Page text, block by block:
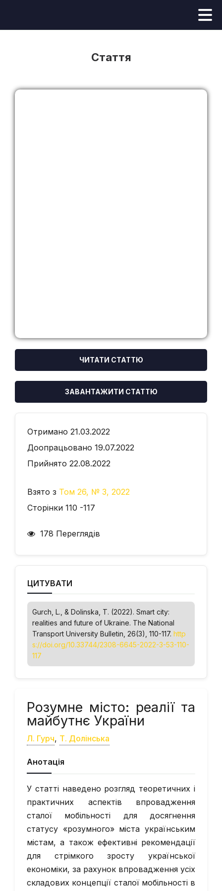
Стаття
ЧИТАТИ СТАТТЮ
ЗАВАНТАЖИТИ СТАТТЮ
Отримано 21.03.2022
Доопрацьовано 19.07.2022
Прийнято 22.08.2022
Взято з Том 26, № 3, 2022
Сторінки 110 -117
178 Переглядів
ЦИТУВАТИ
Gurch, L., & Dolinska, Т. (2022). Smart city:
realities and future of Ukraine. The National
Transport University Bulletin , 26(3), 110-117. http
s://doi.org/10.33744/2308-6645-2022-3-53-110-
117
Розумне місто: реалії та
майбутнє України
Л. Гурч, Т. Долінська
Анотація
У статті наведено розгляд теоретичних і
практичних аспектів впровадження
сталої мобільності для досягнення
статусу «розумного» міста українським
містам, а також ефективні рекомендації
для стрімкого зросту української
економіки, за рахунок впровадження усіх
складових концепції сталої мобільності в